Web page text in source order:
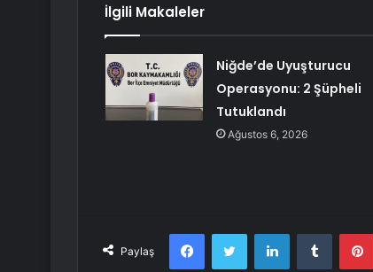
İlgili Makaleler
Niğde’de Uyuşturucu
Operasyonu: 2 Şüpheli
Tutuklandı
Ağustos 6, 2026
Paylaş
FacebookTwitter LinkedInTumblr